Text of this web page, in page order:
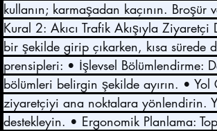
kullanın; karmaşadan kaçının.
Kural 2: Akıcı Trafik Akışıyla
bir şekilde girip çıkarken, kısa sürede
prensipleri: • İşlevsel Bölümlendirme:
bölümleri belirgin şekilde ayırın. •
ziyaretçiyi ana noktalara yönlendirin.
destekleyin. • Ergonomik Planlama: